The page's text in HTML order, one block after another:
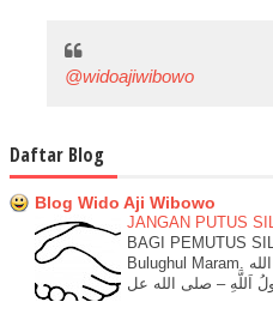
@widoajiwibowo
Daftar Blog
Blog Wido Aji Wibowo
JANGAN PUTUS
BAGI PEMUTUS
Bulughul Maram. وَعَنْ جُبَيْرِ بْنِ مُطْعِمٍ – رضي الله